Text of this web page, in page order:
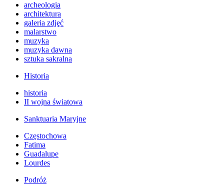
archeologia
architektura
galeria zdjęć
malarstwo
muzyka
muzyka dawna
sztuka sakralna
Historia
historia
II wojna światowa
Sanktuaria Maryjne
Częstochowa
Fatima
Guadalupe
Lourdes
Podróż